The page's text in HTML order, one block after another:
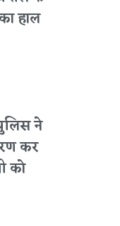
हाल
ने
कर
को